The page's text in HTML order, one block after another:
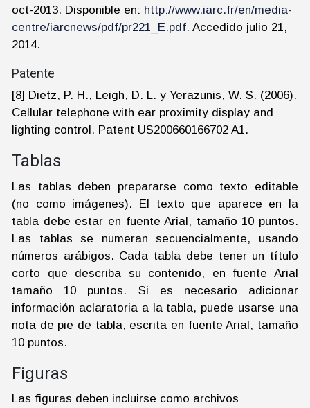
oct-2013. Disponible en: http://www.iarc.fr/en/media-
centre/iarcnews/pdf/pr221_E.pdf. Accedido julio 21,
2014.
Patente
[8] Dietz, P. H., Leigh, D. L. y Yerazunis, W. S. (2006).
Cellular telephone with ear proximity display and
lighting control. Patent US200660166702 A1.
Tablas
Las tablas deben prepararse como texto editable
(no como imágenes). El texto que aparece en la
tabla debe estar en fuente Arial, tamaño 10 puntos.
Las tablas se numeran secuencialmente, usando
números arábigos. Cada tabla debe tener un título
corto que describa su contenido, en fuente Arial
tamaño 10 puntos. Si es necesario adicionar
información aclaratoria a la tabla, puede usarse una
nota de pie de tabla, escrita en fuente Arial, tamaño
10 puntos.
Figuras
Las figuras deben incluirse como archivos